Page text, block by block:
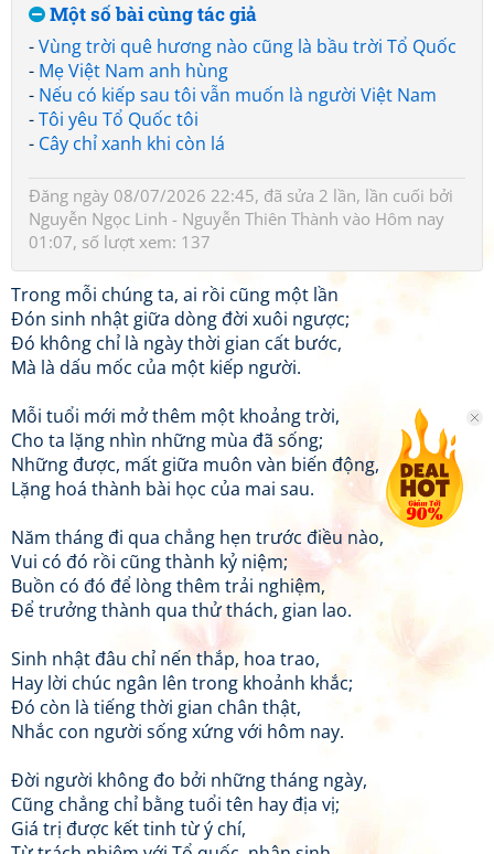
Một số bài cùng tác giả
-Vùng trời quê hương nào cũng là bầu trời Tổ Quốc
- Mẹ Việt Nam anh hùng
- Nếu có kiếp sau tôi vẫn muốn là người Việt Nam
-Tôi yêu Tổ Quốc tôi
- Cây chỉ xanh khi còn lá
Đăng ngày 08/07/2026 22:45, đã sửa 2 lần, lần cuối bởi
Nguyễn Ngọc Linh - Nguyễn Thiên Thành vào Hôm nay
01:07, số lượt xem: 137
Trong mỗi chúng ta, ai rồi cũng một lần
Đón sinh nhật giữa dòng đời xuôi ngược;
Đó không chỉ là ngày thời gian cất bước,
Mà là dấu mốc của một kiếp người.
Mỗi tuổi mới mở thêm một khoảng trời,
Cho ta lặng nhìn những mùa đã sống;
Những được, mất giữa muôn vàn biến động,
Lặng hoá thành bài học của mai sau.
Năm tháng đi qua chẳng hẹn trước điều nào,
Vui có đó rồi cũng thành kỷ niệm;
Buồn có đó để lòng thêm trải nghiệm,
Để trưởng thành qua thử thách, gian lao.
Sinh nhật đâu chỉ nến thắp, hoa trao,
Hay lời chúc ngân lên trong khoảnh khắc;
Đó còn là tiếng thời gian chân thật,
Nhắc con người sống xứng với hôm nay.
Đời người không đo bởi những tháng ngày,
Cũng chẳng chỉ bằng tuổi tên hay địa vị;
Giá trị được kết tinh từ ý chí,